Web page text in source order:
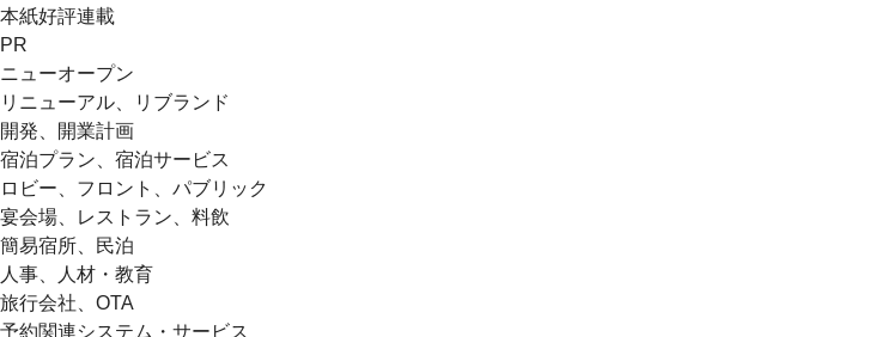
本紙好評連載
PR
ニューオープン
リニューアル、リブランド
開発、開業計画
宿泊プラン、宿泊サービス
ロビー、フロント、パブリック
宴会場、レストラン、料飲
簡易宿所、民泊
人事、人材・教育
旅行会社、OTA
予約関連システム・サービス